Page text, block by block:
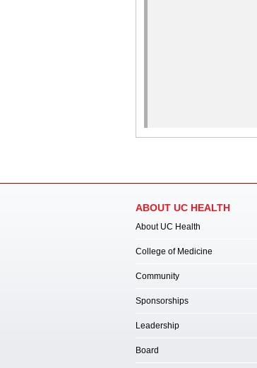
ABOUT UC HEALTH
About UC Health
College of Medicine
Community
Sponsorships
Leadership
Board